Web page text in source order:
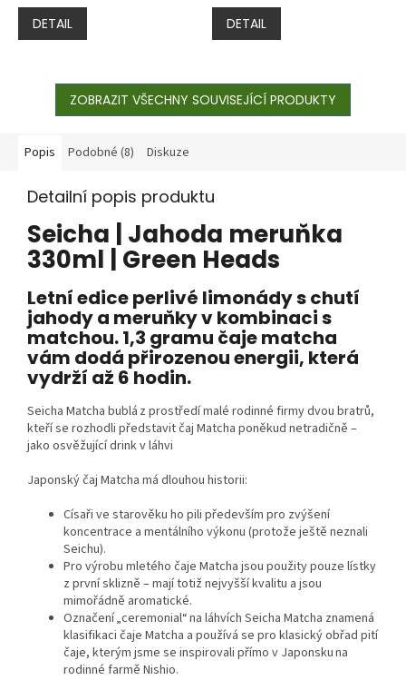
DETAIL DETAIL
ZOBRAZIT VŠECHNY SOUVISEJÍCÍ PRODUKTY
Popis Podobné (8) Diskuze
Detailní popis produktu
Seicha | Jahoda meruňka
330ml | Green Heads
Letní edice perlivé limonády s chutí
jahody a meruňky v kombinaci s
matchou. 1,3 gramu čaje matcha
vám dodá přirozenou energii, která
vydrží až 6 hodin.
Seicha Matcha bublá z prostředí malé rodinné firmy dvou bratrů,
kteří se rozhodli představit čaj Matcha poněkud netradičně –
jako osvěžující drink v láhvi
Japonský čaj Matcha má dlouhou historii:
Císaři ve starověku ho pili především pro zvýšení
koncentrace a mentálního výkonu (protože ještě neznali
Seichu).
Pro výrobu mletého čaje Matcha jsou použity pouze lístky
z první sklizně – mají totiž nejvyšší kvalitu a jsou
mimořádně aromatické.
Označení„ceremonial“na láhvích Seicha Matcha znamená
klasifikaci čaje Matcha a používá se pro klasický obřad pití
čaje, kterým jsme se inspirovali přímo v Japonsku na
rodinné farmě Nishio.